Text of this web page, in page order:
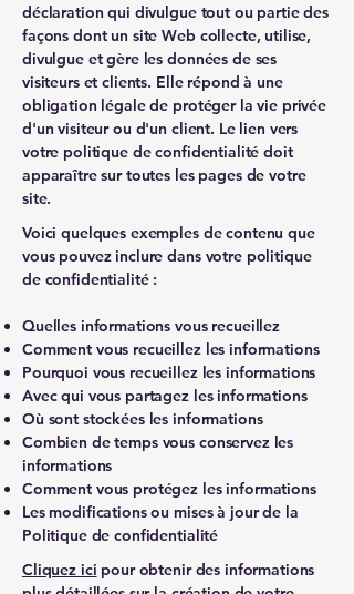
déclaration qui divulgue tout ou partie des
façons dont un site Web collecte, utilise,
divulgue et gère les données de ses
visiteurs et clients. Elle répond à une
obligation légale de protéger la vie privée
d'un visiteur ou d'un client. Le lien vers
votre politique de confidentialité doit
apparaître sur toutes les pages de votre
site.
Voici quelques exemples de contenu que
vous pouvez inclure dans votre politique
de confidentialité :
Quelles informations vous recueillez
Comment vous recueillez les informations
Pourquoi vous recueillez les informations
Avec qui vous partagez les informations
Où sont stockées les informations
Combien de temps vous conservez les
informations
Comment vous protégez les informations
Les modifications ou mises à jour de la
Politique de confidentialité
Cliquez ici pour obtenir des informations